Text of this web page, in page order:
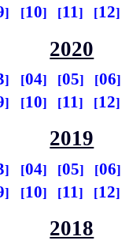
10 11 12
2020
04 05
06
10 11 12
2019
04 05
06
10 11 12
2018